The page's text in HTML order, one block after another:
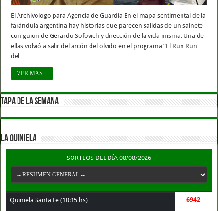
El Archivologo para Agencia de Guardia En el mapa sentimental de la
farándula argentina hay historias que parecen salidas de un sainete
con guion de Gerardo Sofovich y dirección de la vida misma. Una de
ellas volvió a salir del arcón del olvido en el programa “El Run Run
del …
VER MAS...
TAPA DE LA SEMANA
LA QUINIELA
SORTEOS DEL DÍA 08/08/2026
Quiniela Santa Fe (10:15 hs) 6942